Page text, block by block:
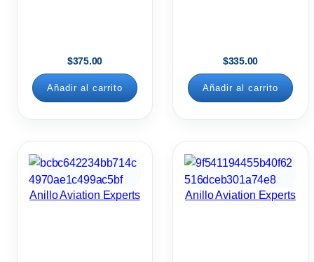
$375.00
Añadir al carrito
$335.00
Añadir al carrito
Anillo Aviation Experts Anillo Aviation Experts